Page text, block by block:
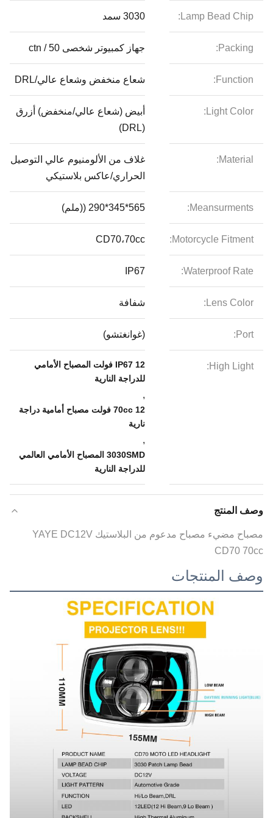
Lamp Bead Chip: 3030 سمد
Packing: جهاز كمبيوتر شخصى 50 / ctn
Function: شعاع منخفض وشعاع عالي/DRL
Light Color:
أبيض (شعاع عالي/منخفض) أزرق
(DRL)
Material:
غلاف من الألومنيوم عالي التوصيل
الحراري/عاكس بلاستيكي
Meansurments: 565*345*290 ((ملم)
Motorcycle Fitment: CD70،70cc
Waterproof Rate:
IP67
Lens Color: شفافة
Port: (غوانغتشو)
High Light:
IP67 12 فولت المصباح الأمامي
للدراجة النارية
,
70cc 12 فولت مصباح أمامية دراجة
نارية
,
3030SMD المصباح الأمامي العالمي
للدراجة النارية
وصف المنتج
مصباح مضيء مصباح مدعوم من البلاستيك YAYE DC12V
CD70 70cc
وصف المنتجات